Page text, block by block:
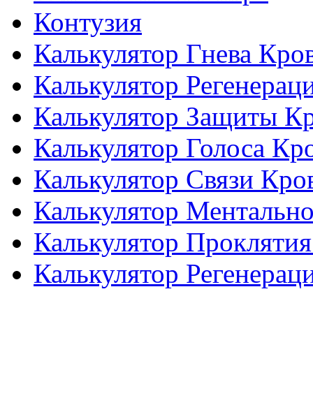
Контузия
Калькулятор Гнева
Калькулятор
Калькулятор Защиты
Калькулятор Голоса
Калькулятор Связи
Калькулятор
Калькулятор
Калькулятор